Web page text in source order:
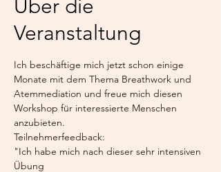
Über die
Veranstaltung
Ich beschäftige mich jetzt schon einige
Monate mit dem Thema Breathwork und
Atemmediation und freue mich diesen
Workshop für interessierte Menschen
anzubieten.
Teilnehmerfeedback:
"Ich habe mich nach dieser sehr intensiven
Übung